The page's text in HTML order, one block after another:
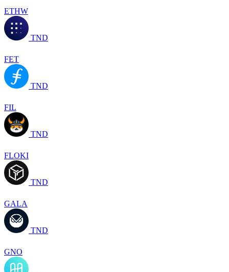
ETHW
TND
FET
TND
FIL
TND
FLOKI
TND
GALA
TND
GNO